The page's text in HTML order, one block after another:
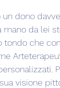
dono
da lei
tondo che
visione